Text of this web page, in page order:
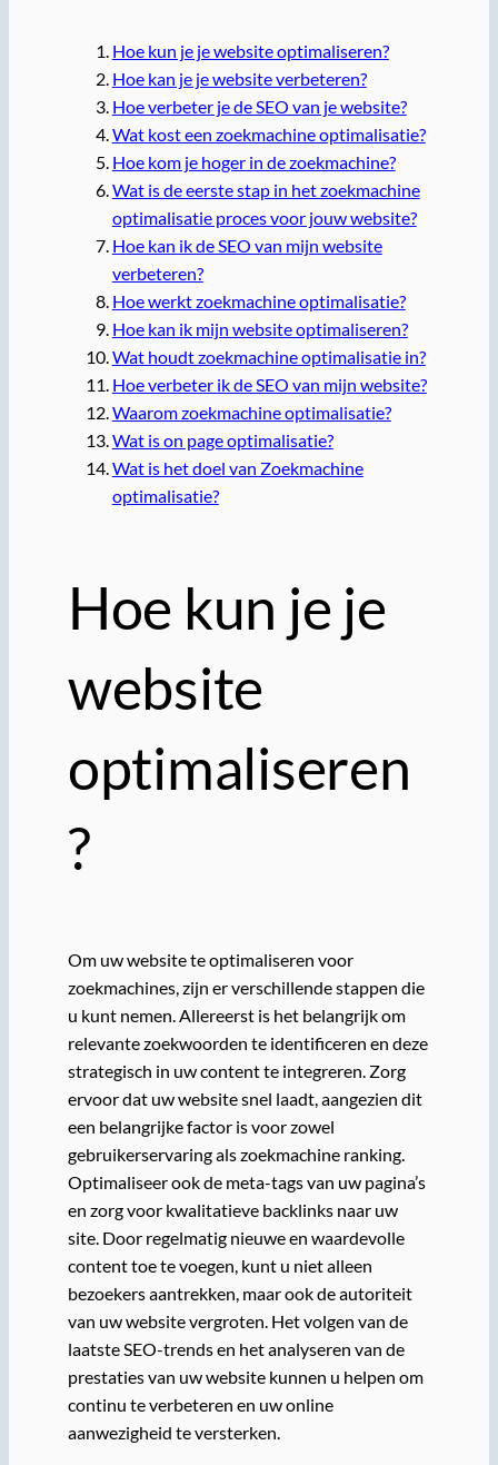
Hoe kun je je website optimaliseren?
Hoe kan je je website verbeteren?
Hoe verbeter je de SEO van je website?
Wat kost een zoekmachine optimalisatie?
Hoe kom je hoger in de zoekmachine?
Wat is de eerste stap in het zoekmachine
optimalisatie proces voor jouw website?
Hoe kan ik de SEO van mijn website
verbeteren?
Hoe werkt zoekmachine optimalisatie?
Hoe kan ik mijn website optimaliseren?
Wat houdt zoekmachine optimalisatie in?
Hoe verbeter ik de SEO van mijn website?
Waarom zoekmachine optimalisatie?
Wat is on page optimalisatie?
Wat is het doel van Zoekmachine
optimalisatie?
Hoe kun je je
website
optimaliseren
?
Om uw website te optimaliseren voor
zoekmachines, zijn er verschillende stappen die
u kunt nemen. Allereerst is het belangrijk om
relevante zoekwoorden te identificeren en deze
strategisch in uw content te integreren. Zorg
ervoor dat uw website snel laadt, aangezien dit
een belangrijke factor is voor zowel
gebruikerservaring als zoekmachine ranking.
Optimaliseer ook de meta-tags van uw pagina’s
en zorg voor kwalitatieve backlinks naar uw
site. Door regelmatig nieuwe en waardevolle
content toe te voegen, kunt u niet alleen
bezoekers aantrekken, maar ook de autoriteit
van uw website vergroten. Het volgen van de
laatste SEO-trends en het analyseren van de
prestaties van uw website kunnen u helpen om
continu te verbeteren en uw online
aanwezigheid te versterken.